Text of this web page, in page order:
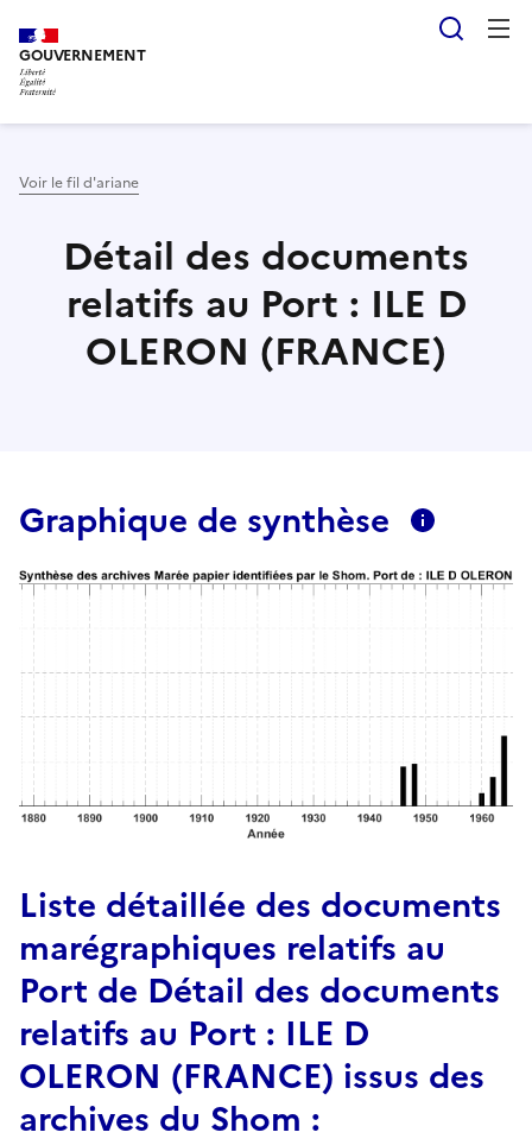
au
contenu
principal
GOUVERNEMENT
Voir le fil d'ariane
Détail des documents
relatifs au Port : ILE D
OLERON (FRANCE)
Graphique de synthèse
Liste détaillée des documents
marégraphiques relatifs au
Port de Détail des documents
relatifs au Port : ILE D
OLERON (FRANCE) issus des
archives du Shom :